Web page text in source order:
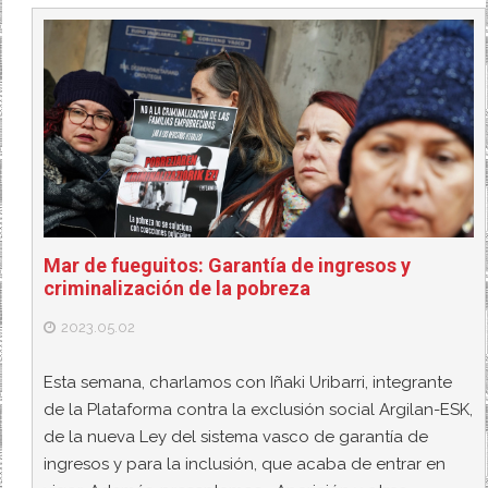
Mar de fueguitos: Garantía de ingresos y
criminalización de la pobreza
2023.05.02
Esta semana, charlamos con Iñaki Uribarri, integrante
de la Plataforma contra la exclusión social Argilan-ESK,
de la nueva Ley del sistema vasco de garantía de
ingresos y para la inclusión, que acaba de entrar en